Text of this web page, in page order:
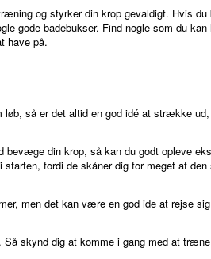
og styrker din krop gevaldigt. Hvis
gode badebukser. Find nogle som du
have på.
så er det altid en god idé at strække
bevæge din krop, så kan du godt opleve
fordi de skåner dig for meget af
men det kan være en god ide at rejse
skynd dig at komme i gang med at